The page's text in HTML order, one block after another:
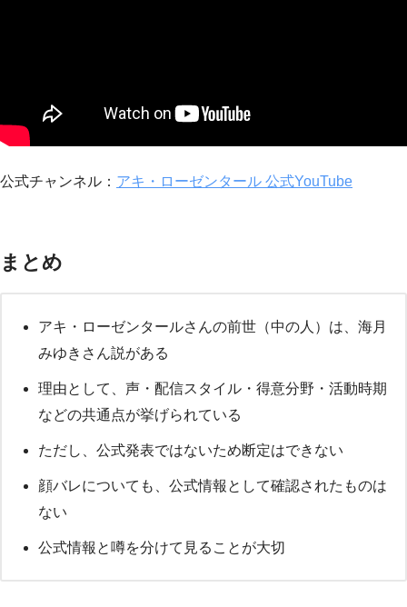
公式チャンネル： アキ・ローゼンタール 公式YouTube
まとめ
アキ・ローゼンタールさんの前世（中の人）は、海月
みゆきさん説がある
理由として、声・配信スタイル・得意分野・活動時期
などの共通点が挙げられている
ただし、公式発表ではないため断定はできない
顔バレについても、公式情報として確認されたものは
ない
公式情報と噂を分けて見ることが大切